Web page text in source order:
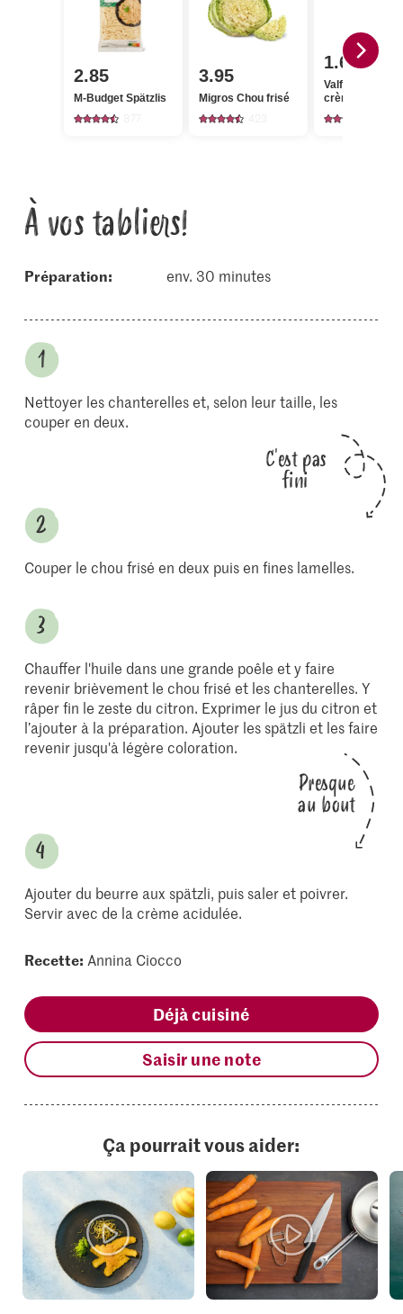
2.85
M-Budget Spätzlis
3.95
Migros Chou frisé
1.65
Valflora Demi-
crème acidulée
À vos tabliers!
Préparation: env. 30 minutes
Nettoyer les chanterelles et, selon leur taille, les
couper en deux.
C'est pas
fini
Couper le chou frisé en deux puis en fines lamelles.
Chauffer l'huile dans une grande poêle et y faire
revenir brièvement le chou frisé et les chanterelles. Y
râper fin le zeste du citron. Exprimer le jus du citron et
l’ajouter à la préparation. Ajouter les spätzli et les faire
revenir jusqu'à légère coloration.
Presque
au bout
Ajouter du beurre aux spätzli, puis saler et poivrer.
Servir avec de la crème acidulée.
Recette: Annina Ciocco
Déjà cuisiné
Saisir une note
Ça pourrait vous aider: